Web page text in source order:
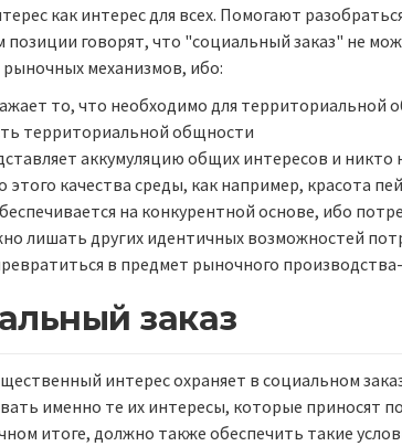
как интерес для всех. Помогают
позиции говорят, что "социальный заказ" не
механизмов, ибо:
то, что необходимо для территориальной
территориальной общности
аккумуляцию общих интересов и
этого качества среды, как например, красота
на конкурентной основе, ибо
лишать других идентичных возможностей
в предмет рыночного
заказ
интерес охраняет в социальном
именно те их интересы, которые приносят
итоге, должно также обеспечить такие